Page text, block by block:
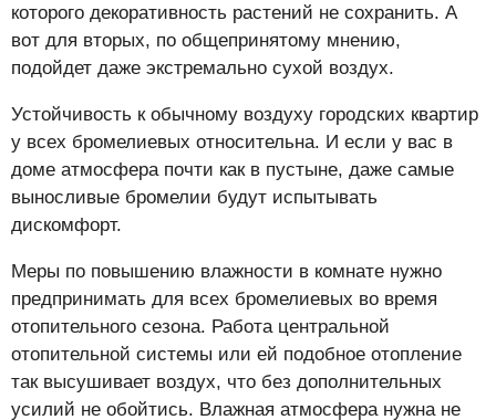
которого декоративность растений не сохранить. А
вот для вторых, по общепринятому мнению,
подойдет даже экстремально сухой воздух.
Устойчивость к обычному воздуху городских квартир
у всех бромелиевых относительна. И если у вас в
доме атмосфера почти как в пустыне, даже самые
выносливые бромелии будут испытывать
дискомфорт.
Меры по повышению влажности в комнате нужно
предпринимать для всех бромелиевых во время
отопительного сезона. Работа центральной
отопительной системы или ей подобное отопление
так высушивает воздух, что без дополнительных
усилий не обойтись. Влажная атмосфера нужна не